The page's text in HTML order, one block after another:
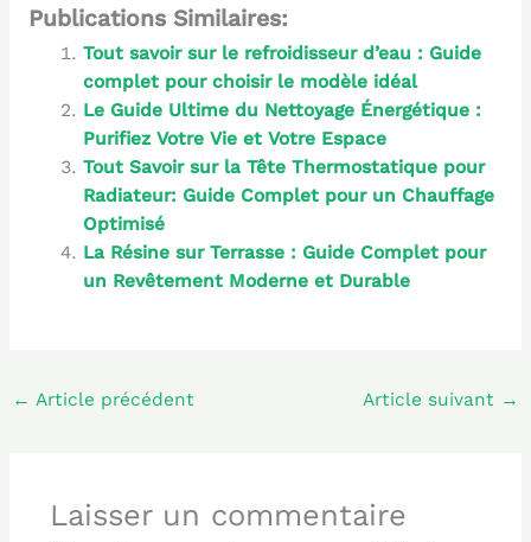
Publications Similaires:
Tout savoir sur le refroidisseur d’eau : Guide
complet pour choisir le modèle idéal
Le Guide Ultime du Nettoyage Énergétique :
Purifiez Votre Vie et Votre Espace
Tout Savoir sur la Tête Thermostatique pour
Radiateur: Guide Complet pour un Chauffage
Optimisé
La Résine sur Terrasse : Guide Complet pour
un Revêtement Moderne et Durable
← Article précédent Article suivant →
Laisser un commentaire